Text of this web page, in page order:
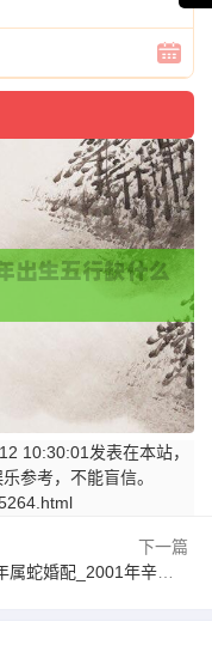
10:30:01发表在本站，
参考，不能盲信。
下一篇
配_2001年辛巳年五行属白蜡金解析说明